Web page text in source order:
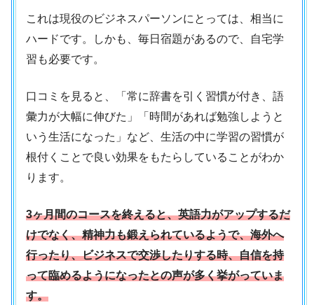
これは現役のビジネスパーソンにとっては、相当に
ハードです。しかも、毎日宿題があるので、自宅学
習も必要です。
口コミを見ると、「常に辞書を引く習慣が付き、語
彙力が大幅に伸びた」「時間があれば勉強しようと
いう生活になった」など、生活の中に学習の習慣が
根付くことで良い効果をもたらしていることがわか
ります。
3ヶ月間のコースを終えると、英語力がアップするだ
けでなく、精神力も鍛えられているようで、海外へ
行ったり、ビジネスで交渉したりする時、自信を持
って臨めるようになったとの声が多く挙がっていま
す。